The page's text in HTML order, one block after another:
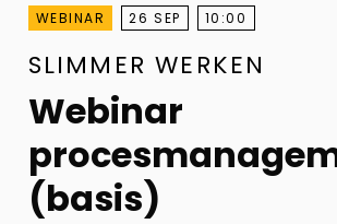
WEBINAR 26 SEP 10:00
SLIMMER WERKEN
Webinar
(basis)